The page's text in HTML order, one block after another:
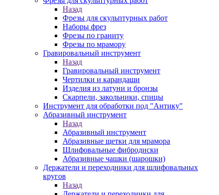
Назад
Фрезы для скульптурных работ
Наборы фрез
Фрезы по граниту
Фрезы по мрамору
Гравировальный инструмент
Назад
Гравировальный инструмент
Чертилки и карандаши
Изделия из латуни и бронзы
Скарпели, закольники, спицы
Инструмент для обработки под "Антику"
Абразивный инструмент
Назад
Абразивный инструмент
Абразивные щетки для мрамора
Шлифовальные фибродиски
Абразивные чашки (шарошки)
Держатели и переходники для шлифовальных
кругов
Назад